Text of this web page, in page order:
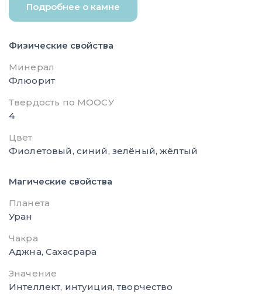
Подробнее о камне
Физические свойства
Минерал
Флюорит
Твердость по МООСУ
4
Цвет
Фиолетовый, синий, зелёный, жёлтый
Магические свойства
Планета
Уран
Чакра
Аджна, Сахасрара
Значение
Интеллект, интуиция, творчество